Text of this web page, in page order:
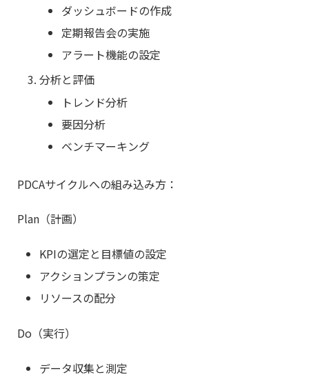
ダッシュボードの作成
定期報告会の実施
アラート機能の設定
分析と評価
トレンド分析
要因分析
ベンチマーキング
PDCAサイクルへの組み込み方：
Plan（計画）
KPIの選定と目標値の設定
アクションプランの策定
リソースの配分
Do（実行）
データ収集と測定